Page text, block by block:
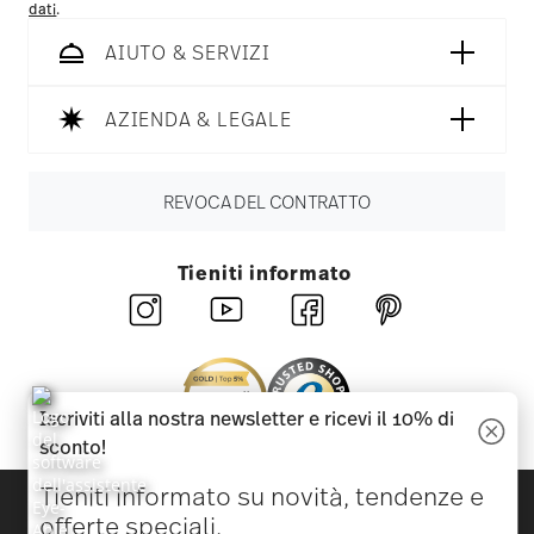
dati.
AIUTO & SERVIZI
AZIENDA & LEGALE
REVOCA DEL CONTRATTO
Tieniti informato
Scopri tutti i nostri brand
Bellezza e funzionalità per la tua casa
Iscriviti alla nostra newsletter e ricevi il 10% di
sconto!
Tieniti informato su novità, tendenze e
offerte speciali.